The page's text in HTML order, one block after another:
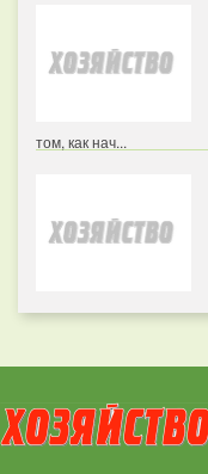
том, как нач...